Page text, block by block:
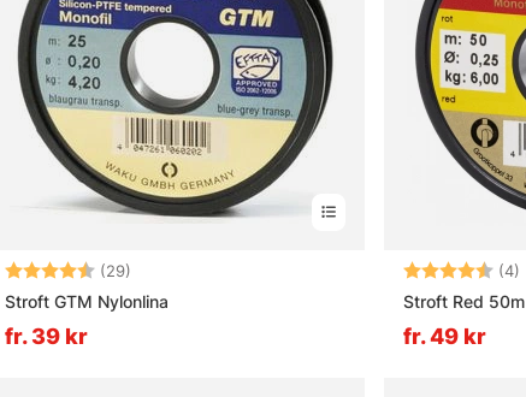
Vad är skillnaden mellan vanlig nylon och pimpellina?
Vad är en tunn pimpellina bra för?
Vad är en grövre pimpellina bra för?
Betyg: (29)
Stroft GTM Nylonlina
fr. 39 kr
Betyg: (4)
Stroft Red 50m
fr. 49 kr